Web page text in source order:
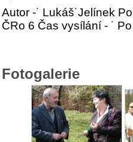
Autor -˙ Lukáš˙Jelínek
ČRo 6 Čas vysílání - ˙
Fotogalerie